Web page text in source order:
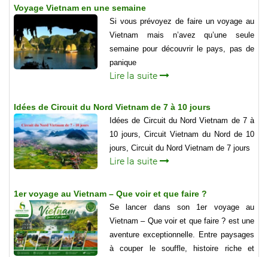
Voyage Vietnam en une semaine
Si vous prévoyez de faire un voyage au
Vietnam mais n’avez qu’une seule
semaine pour découvrir le pays, pas de
panique
Lire la suite
Idées de Circuit du Nord Vietnam de 7 à 10 jours
Idées de Circuit du Nord Vietnam de 7 à
10 jours, Circuit Vietnam du Nord de 10
jours, Circuit du Nord Vietnam de 7 jours
Lire la suite
1er voyage au Vietnam – Que voir et que faire ?
Se lancer dans son 1er voyage au
Vietnam – Que voir et que faire ? est une
aventure exceptionnelle. Entre paysages
à couper le souffle, histoire riche et